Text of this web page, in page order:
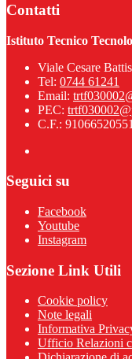
Contatti
Istituto Tecnico
Viale Cesare
Tel: 0744 61241
Email:
PEC:
C.F.: 91066520551
Seguici su
Facebook
Youtube
Instagram
Sezione Link Utili
Cookie policy
Note legali
Informativa
Ufficio Relazioni